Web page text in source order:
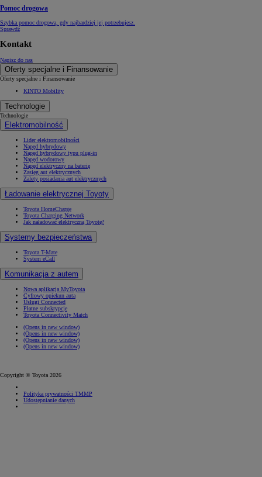
Pomoc drogowa
Szybka pomoc drogowa, gdy najbardziej jej potrzebujesz.
Sprawdź
Kontakt
Napisz do nas
Oferty specjalne i Finansowanie
Oferty specjalne i Finansowanie
KINTO Mobility
Technologie
Technologie
Elektromobilność
Lider elektromobilności
Napęd hybrydowy
Napęd hybrydowy typu plug-in
Napęd wodorowy
Napęd elektryczny na baterię
Zasięg aut elektrycznych
Zalety posiadania aut elektrycznych
Ładowanie elektrycznej Toyoty
Toyota HomeCharge
Toyota Charging Network
Jak naładować elektryczną Toyotę?
Systemy bezpieczeństwa
Toyota T-Mate
System eCall
Komunikacja z autem
Nowa aplikacja MyToyota
Cyfrowy opiekun auta
Usługi Connected
Płatne subskrypcje
Toyota Connectivity Match
(Opens in new window)
(Opens in new window)
(Opens in new window)
(Opens in new window)
Copyright © Toyota 2026
Polityka prywatności TMMP
Udostępnianie danych